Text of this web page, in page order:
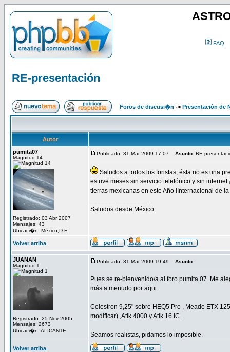
FAQ
RE-presentación
Foros de discusi�n -> Presentación de
Autor
pumita07
Magnitud 14
Registrado: 03 Abr 2007
Mensajes: 43
Ubicaci�n: México,D.F.
Publicado: 31 Mar 2009 17:07 Asunto: RE-
Saludos a todos los foristas, ésta no es una
estuve meses sin servicio telefónico y sin internet
tierras mexicanas en este Año iInternacional de
Saludos desde México
Volver arriba
JUANAN
Magnitud 1
Registrado: 25 Nov 2005
Mensajes: 2673
Ubicaci�n: ALICANTE
Publicado: 31 Mar 2009 19:49 Asunto:
Pues se re-bienvenido/a al foro pumita 07. Me
más a menudo por aqui.
Celestron 9,25" sobre HEQ5 Pro , Meade ETX
modificar) ,Atik 4000 y Atik 16 IC .
Seamos realistas, pidamos lo imposible.
Volver arriba